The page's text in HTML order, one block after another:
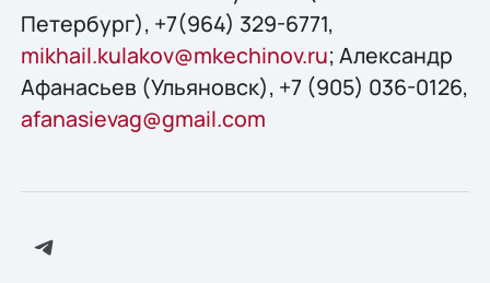
Петербург), +7(964) 329-6771,
mikhail.kulakov@mkechinov.ru; Александр
Афанасьев (Ульяновск), +7 (905) 036-0126,
afanasievag@gmail.com